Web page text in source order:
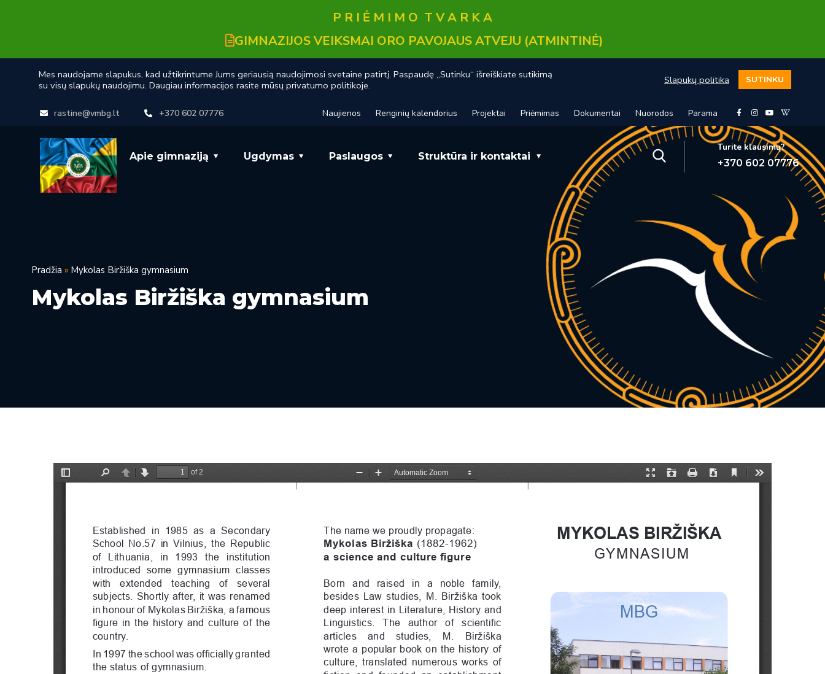
P R I Ė M I M O T V A R K A
GIMNAZIJOS VEIKSMAI ORO PAVOJAUS ATVEJU (ATMINTINĖ)
rastine@vmbg.lt +370 602 07776 Naujienos Renginių kalendorius Projektai Priėmimas Dokumentai Nuorodos Parama
Apie gimnaziją Ugdymas Paslaugos Struktūra ir kontaktai
Turite klausimų?
+370 602 07776
Mykolas Biržiška gymnasium
Pradžia » Mykolas Biržiška gymnasium
Mes naudojame slapukus, kad užtikrintume Jums geriausią naudojimosi svetaine patirtį. Paspaudę „Sutinku“ išreiškiate sutikimą
su visų slapukų naudojimu. Daugiau informacijos rasite mūsų privatumo politikoje.
Slapukų politika SUTINKU